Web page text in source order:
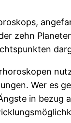
zehn
Wer es
in bezug